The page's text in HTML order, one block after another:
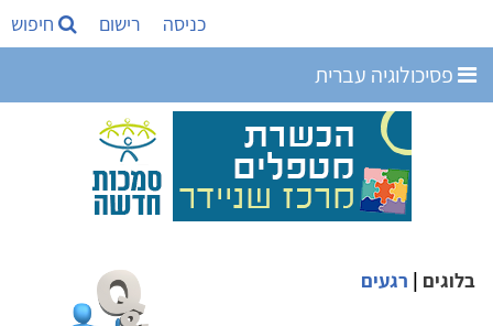
כניסה רישום חיפוש
פסיכולוגיה עברית
בלוגים | רגעים